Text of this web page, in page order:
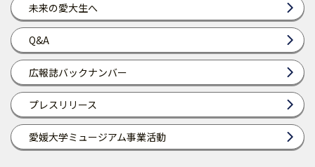
未来の愛大生へ
Q&A
広報誌バックナンバー
プレスリリース
愛媛大学ミュージアム事業活動